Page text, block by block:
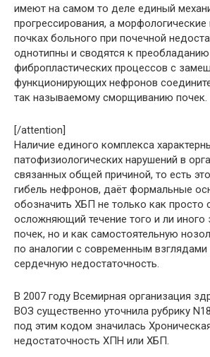
имеют на самом то деле единый
прогрессирования, а морфологические
почках больного при почечной
однотипны и сводятся к преобладанию
фибропластических процессов с
функционирующих нефронов
так называемому сморщиванию почек.
[/attention]
Наличие единого комплекса
патофизиологических нарушений в
связанных общей причиной, то есть
гибель нефронов, даёт формальные
обозначить ХБП не только как просто
осложняющий течение того и ли иного
почек, но и как самостоятельную
по аналогии с современным взглядами
сердечную недостаточность.
В 2007 году Всемирная организация
ВОЗ существенно уточнила рубрику
под этим кодом значилась
недостаточность ХПН или ХБП.